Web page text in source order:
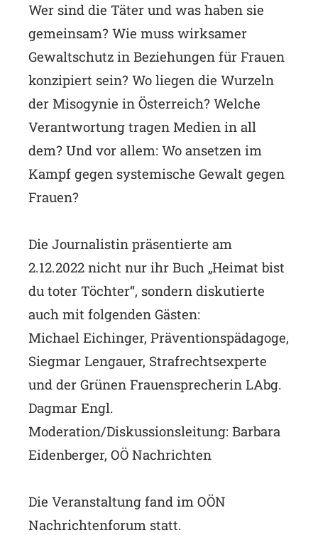
Wer sind die Täter und was haben sie
gemeinsam? Wie muss wirksamer
Gewaltschutz in Beziehungen für Frauen
konzipiert sein? Wo liegen die Wurzeln
der Misogynie in Österreich? Welche
Verantwortung tragen Medien in all
dem? Und vor allem: Wo ansetzen im
Kampf gegen systemische Gewalt gegen
Frauen?
Die Journalistin präsentierte am
2.12.2022 nicht nur ihr Buch „Heimat bist
du toter Töchter“, sondern diskutierte
auch mit folgenden Gästen:
Michael Eichinger, Präventionspädagoge,
Siegmar Lengauer, Strafrechtsexperte
und der Grünen Frauensprecherin LAbg.
Dagmar Engl.
Moderation/Diskussionsleitung: Barbara
Eidenberger, OÖ Nachrichten
Die Veranstaltung fand im OÖN
Nachrichtenforum statt.